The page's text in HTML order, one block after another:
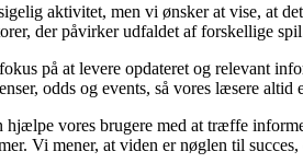
aktivitet, men vi ønsker at vise, at
der påvirker udfaldet af forskellige
på at levere opdateret og relevant
odds og events, så vores læsere altid
vores brugere med at træffe
Vi mener, at viden er nøglen til